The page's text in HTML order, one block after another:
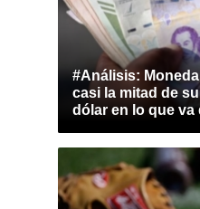
#Análisis:
casi la mitad de
dólar en lo que va